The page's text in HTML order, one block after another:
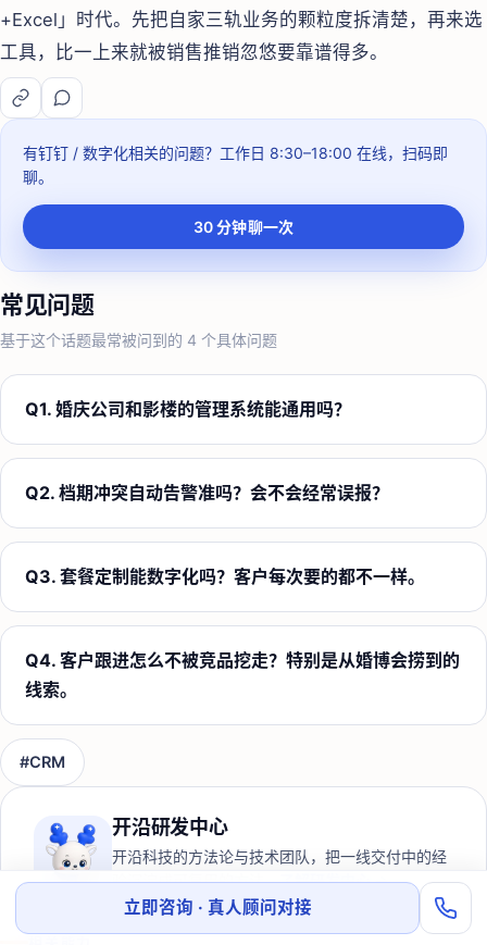
+Excel」时代。先把自家三轨业务的颗粒度拆清楚，再来选
工具，比一上来就被销售推销忽悠要靠谱得多。
有钉钉 / 数字化相关的问题？ 工作日 8:30–18:00 在线，扫码即
聊。
30 分钟聊一次
常见问题
基于这个话题最常被问到的 4 个具体问题
Q1. 婚庆公司和影楼的管理系统能通用吗？
Q2. 档期冲突自动告警准吗？会不会经常误报？
Q3. 套餐定制能数字化吗？客户每次要的都不一样。
Q4. 客户跟进怎么不被竞品挖走？特别是从婚博会捞到的
线索。
#CRM
开沿研发中心
开沿科技的方法论与技术团队，把一线交付中的经
验沉淀成可复用的方法。了解研发中心 →
立即咨询 · 真人顾问对接